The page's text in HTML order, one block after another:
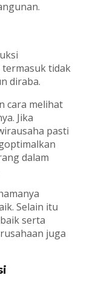
termasuk tidak
diraba.
cara melihat
Jika
pasti
dalam
Selain itu
serta
juga